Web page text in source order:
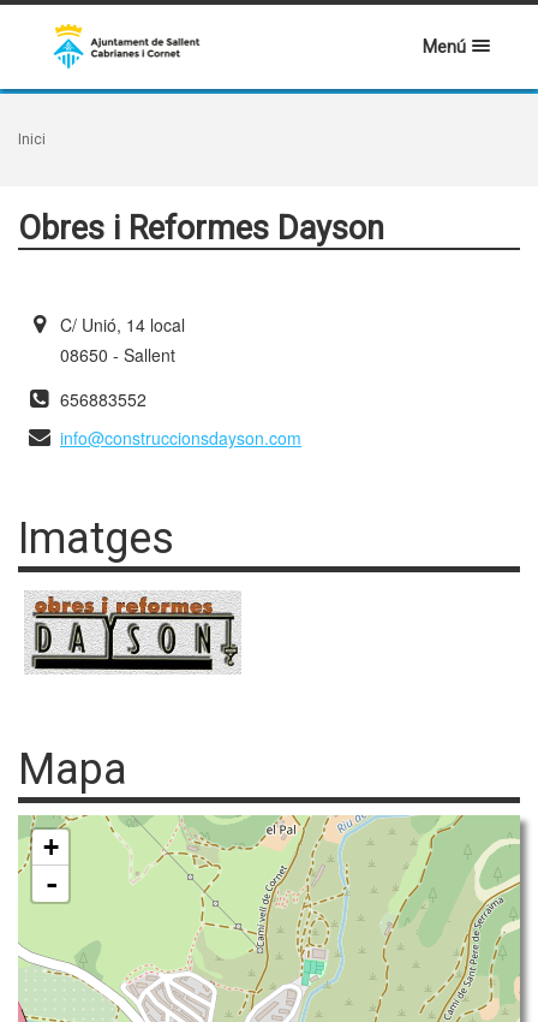
Menú
Inici
Obres i Reformes Dayson
C/ Unió, 14 local
08650 - Sallent
656883552
info@construccionsdayson.com
Imatges
Mapa
+
-